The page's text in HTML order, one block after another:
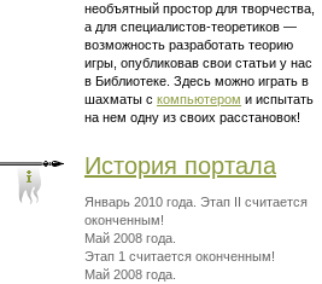
необъятный простор для творчества,
а для специалистов-теоретиков —
возможность разработать теорию
игры, опубликовав свои статьи у нас
в Библиотеке. Здесь можно играть в
шахматы с компьютером и испытать
на нем одну из своих расстановок!
История портала
Январь 2010 года. Этап II считается
оконченным!
Май 2008 года.
Этап 1 считается оконченным!
Май 2008 года.